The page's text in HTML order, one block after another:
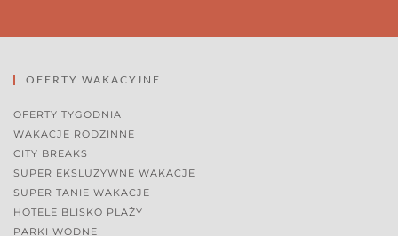
OFERTY WAKACYJNE
OFERTY TYGODNIA
WAKACJE RODZINNE
CITY BREAKS
SUPER EKSLUZYWNE WAKACJE
SUPER TANIE WAKACJE
HOTELE BLISKO PLAŻY
PARKI WODNE